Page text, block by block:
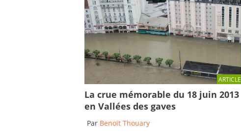
ARTICLE
La crue mémorable du 18 juin 2013
en Vallées des gaves
Par Benoit Thouary